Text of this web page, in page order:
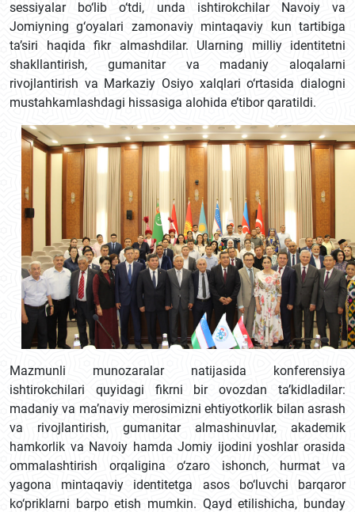
sessiyalar bo‘lib o‘tdi, unda ishtirokchilar Navoiy va
Jomiyning g‘oyalari zamonaviy mintaqaviy kun tartibiga
ta’siri haqida fikr almashdilar. Ularning milliy identitetni
shakllantirish, gumanitar va madaniy aloqalarni
rivojlantirish va Markaziy Osiyo xalqlari o‘rtasida dialogni
mustahkamlashdagi hissasiga alohida e’tibor qaratildi.
Mazmunli munozaralar natijasida konferensiya
ishtirokchilari quyidagi fikrni bir ovozdan ta’kidladilar:
madaniy va ma’naviy merosimizni ehtiyotkorlik bilan asrash
va rivojlantirish, gumanitar almashinuvlar, akademik
hamkorlik va Navoiy hamda Jomiy ijodini yoshlar orasida
ommalashtirish orqaligina o‘zaro ishonch, hurmat va
yagona mintaqaviy identitetga asos bo‘luvchi barqaror
ko‘priklarni barpo etish mumkin. Qayd etilishicha, bunday